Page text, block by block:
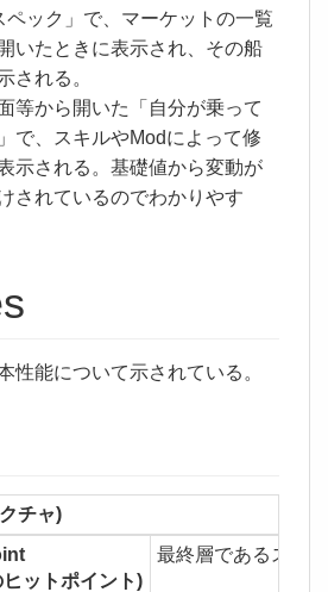
ペック」で、マーケットの一覧
いたときに表示され、その船
される。
等から開いた「自分が乗って
で、スキルやModによって修
示される。基礎値から変動が
されているのでわかりやす
性能について示されている。
チャ)
ットポイント)
最終層であるスト